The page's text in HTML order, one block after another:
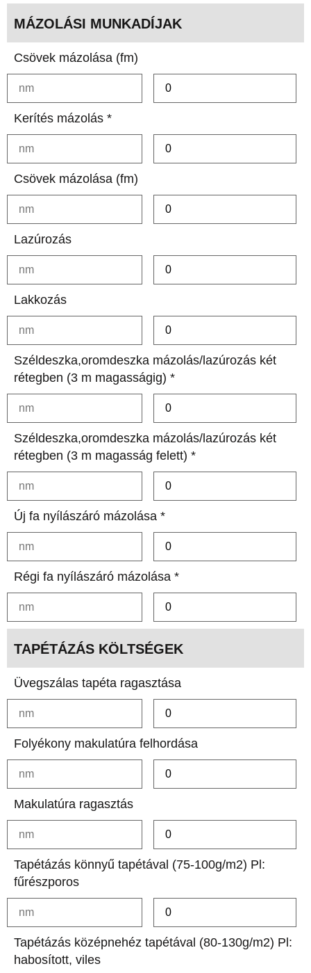
MÁZOLÁSI MUNKADÍJAK
Csövek mázolása (fm)
Kerítés mázolás *
Csövek mázolása (fm)
Lazúrozás
Lakkozás
Széldeszka,oromdeszka mázolás/lazúrozás két
rétegben (3 m magasságig) *
Széldeszka,oromdeszka mázolás/lazúrozás két
rétegben (3 m magasság felett) *
Új fa nyílászáró mázolása *
Régi fa nyílászáró mázolása *
TAPÉTÁZÁS KÖLTSÉGEK
Üvegszálas tapéta ragasztása
Folyékony makulatúra felhordása
Makulatúra ragasztás
Tapétázás könnyű tapétával (75-100g/m2) Pl:
fűrészporos
Tapétázás középnehéz tapétával (80-130g/m2) Pl:
habosított, viles